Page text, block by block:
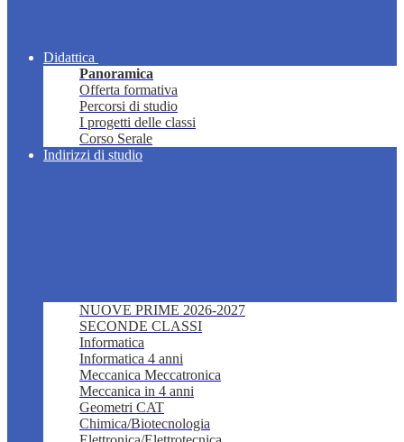
Didattica
Panoramica
Offerta formativa
Percorsi di studio
I progetti delle classi
Corso Serale
Indirizzi di studio
NUOVE PRIME 2026-2027
SECONDE CLASSI
Informatica
Informatica 4 anni
Meccanica Meccatronica
Meccanica in 4 anni
Geometri CAT
Chimica/Biotecnologia